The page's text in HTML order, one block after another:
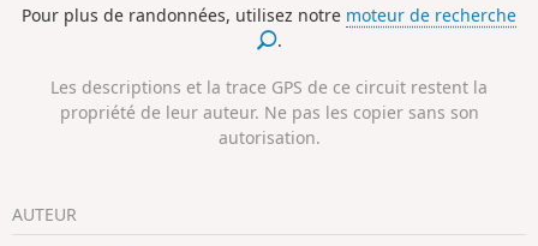
Protestantisme a le plus marqué notre
pays. Une 1ère église réformée fut
incendiée en 1562. Le temple actuel est
le 3ème construit depuis l’Edit de
Nantes. Selon la légende, à Segonzac,
distillation.
Pour plus de randonnées, utilisez notre moteur de recherche
.
Les descriptions et la trace GPS de ce circuit restent la
propriété de leur auteur. Ne pas les copier sans son
autorisation.
AUTEUR